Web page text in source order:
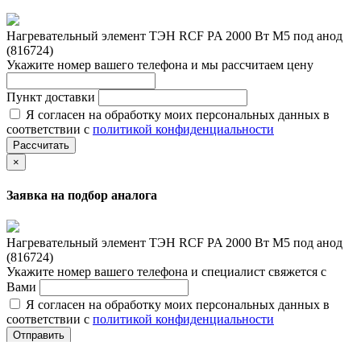
Нагревательный элемент ТЭН RCF PA 2000 Вт M5 под анод
(816724)
Укажите номер вашего телефона и мы рассчитаем цену
Пункт доставки
Я согласен на обработку моих персональных данных в
соответствии с политикой конфиденциальности
Рассчитать
×
Заявка на подбор аналога
Нагревательный элемент ТЭН RCF PA 2000 Вт M5 под анод
(816724)
Укажите номер вашего телефона и специалист свяжется с
Вами
Я согласен на обработку моих персональных данных в
соответствии с политикой конфиденциальности
Отправить